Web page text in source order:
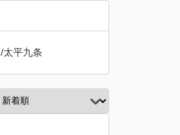
/太平九条